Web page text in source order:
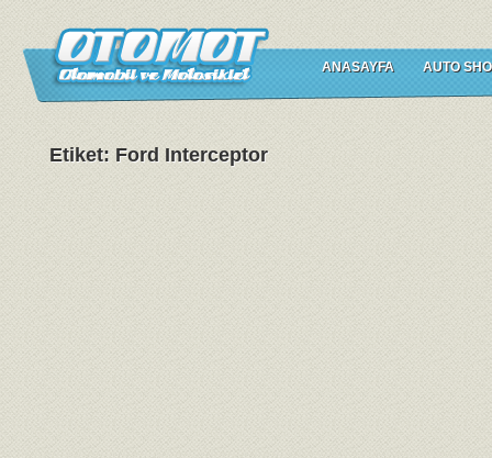
ANASAYFA AUTO
Etiket: Ford Interceptor